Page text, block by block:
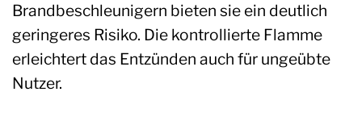
Brandbeschleunigern bieten sie ein deutlich
geringeres Risiko. Die kontrollierte Flamme
erleichtert das Entzünden auch für ungeübte
Nutzer.